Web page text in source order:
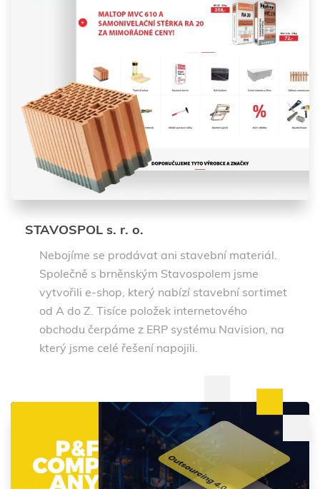
STAVOSPOL s. r. o.
Nebojíme se prodávat ani stavební materiál.
Společně s brněnským Stavospolem jsme
vytvořili e-shop, který nabízí stavební sortimet
od A do Z. Tisíce položek internetového
obchodu čerpáme z ERP systému Navision, na
který jsme celé řešení napojili.